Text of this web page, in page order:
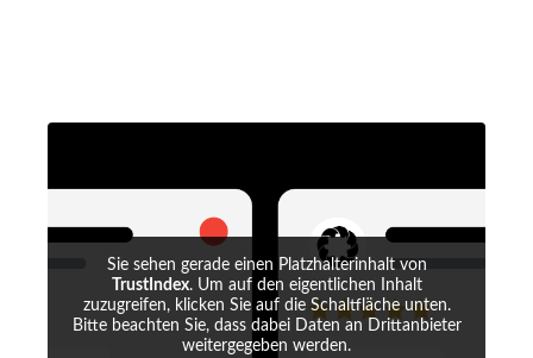
Sie sehen gerade einen Platzhalterinhalt von
TrustIndex. Um auf den eigentlichen Inhalt
zuzugreifen, klicken Sie auf die Schaltfläche unten.
Bitte beachten Sie, dass dabei Daten an Drittanbieter
weitergegeben werden.